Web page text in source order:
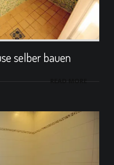
selber bauen
READ MORE